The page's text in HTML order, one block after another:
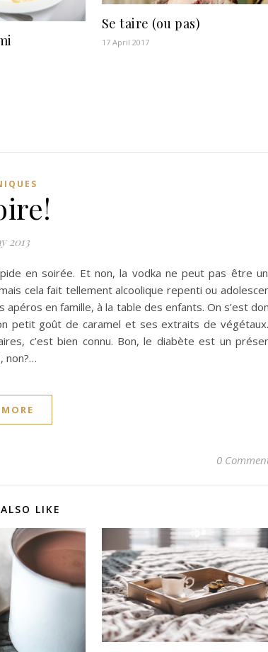
Se taire (ou pas)
17 April 2017
2013
en soirée. Et non, la vodka ne peut pas être
cela fait tellement alcoolique repenti ou
en famille, à la table des enfants. On s’est
petit goût de caramel et ses extraits de
c’est bien connu. Bon, le diabète est un
non?…
0
LIKE